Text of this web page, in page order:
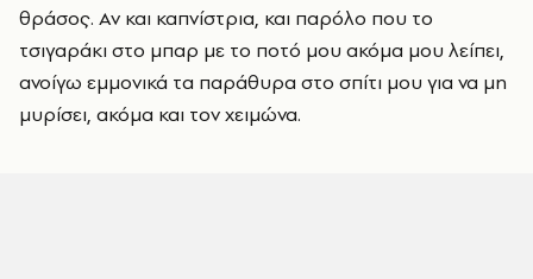
θράσος. Αν και καπνίστρια, και παρόλο που το
τσιγαράκι στο μπαρ με το ποτό μου ακόμα μου λείπει,
ανοίγω εμμονικά τα παράθυρα στο σπίτι μου για να μη
μυρίσει, ακόμα και τον χειμώνα.